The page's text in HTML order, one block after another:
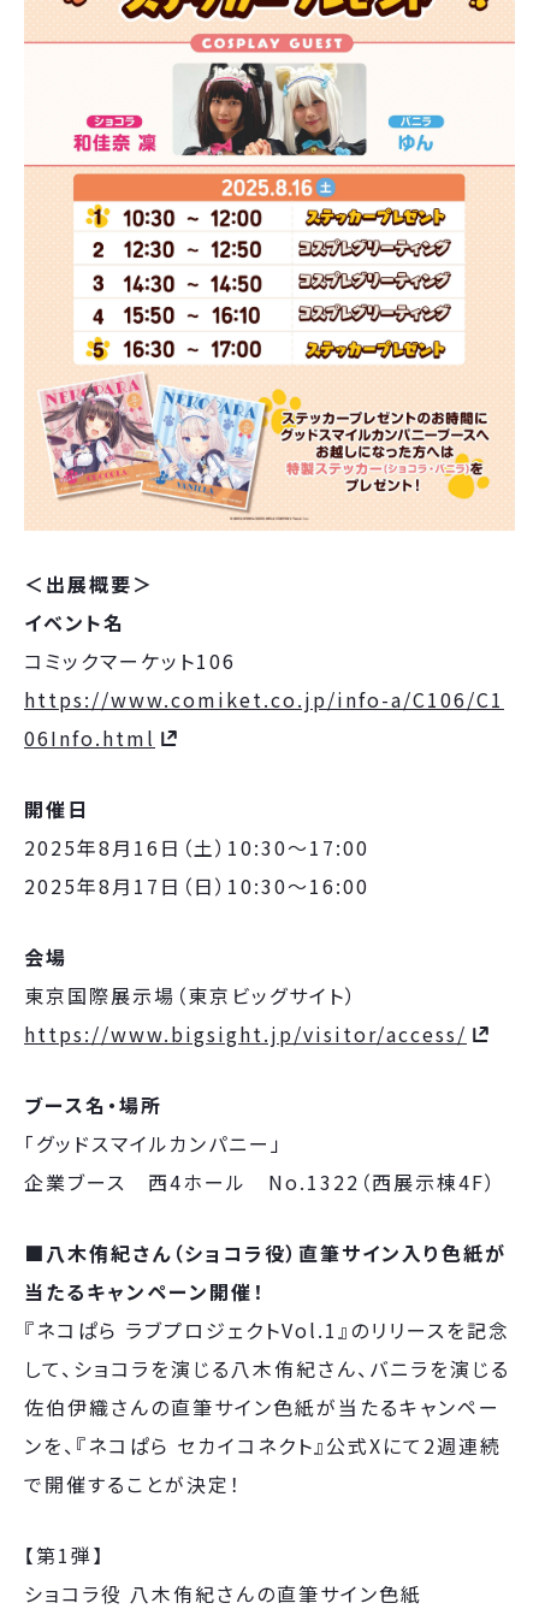
＜出展概要＞
イベント名
コミックマーケット106
https://www.comiket.co.jp/info-a/C106/C1
06Info.html
開催日
2025年8月16日（土）10:30〜17:00
2025年8月17日（日）10:30〜16:00
会場
東京国際展示場（東京ビッグサイト）
https://www.bigsight.jp/visitor/access/
ブース名・場所
「グッドスマイルカンパニー」
企業ブース 西4ホール No.1322（西展示棟4F）
■八木侑紀さん（ショコラ役）直筆サイン入り色紙が
当たるキャンペーン開催！
『ネコぱら ラブプロジェクトVol.1』のリリースを記念
して、ショコラを演じる八木侑紀さん、バニラを演じる
佐伯伊織さんの直筆サイン色紙が当たるキャンペー
ンを、『ネコぱら セカイコネクト』公式Xにて2週連続
で開催することが決定！
【第1弾】
ショコラ役 八木侑紀さんの直筆サイン色紙